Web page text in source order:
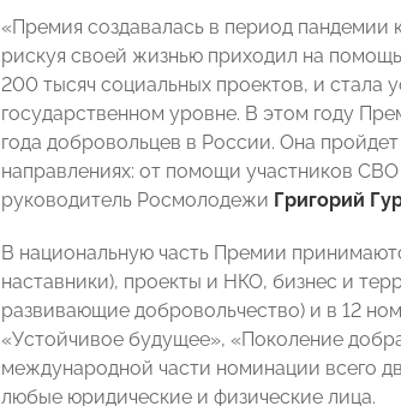
«Премия создавалась в период
рискуя своей жизнью приходил на
200 тысяч социальных проектов, и
государственном уровне. В этом году
года добровольцев в России. Она
направлениях: от помощи участников
руководитель Росмолодежи Григорий
В национальную часть Премии
наставники), проекты и НКО, бизнес и
развивающие добровольчество) и в 12
«Устойчивое будущее», «Поколение
международной части номинации всего
любые юридические и физические лица.